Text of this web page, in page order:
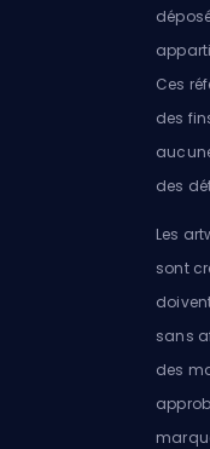
Ces
des
des
Les
sont
sans
des